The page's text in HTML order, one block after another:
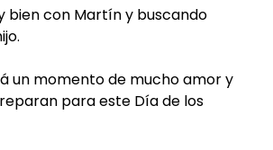
bien con Martín y buscando
un momento de mucho amor y
para este Día de los